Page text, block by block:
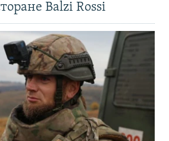
Balzi Rossi